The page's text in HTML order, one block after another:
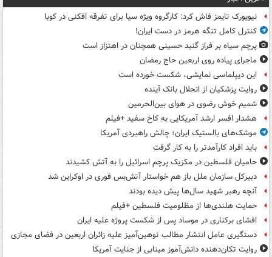
نیویورک تایمز فاش کرد: کارگروه ویژه سیا برای تفرقه افکنی در کوبا
کنترل کامل تنگه هرمز در دست ایران!
پرچم سیاه بر فراز گنبد حسینی همچنان در اهتزاز است
ماجرای پیاده روی اربعین حاج رمضان
این دیپلماسی نمایشی، شکست خورده است
روایت پزشکیان از انحلال بانک آینده
شمیم خوش رضوی در هوای بین‌الحرمین
هشدار افسر ارشد آمریکایی به کاخ سفید +فیلم
موشک‌های بالستیک ایران؛ چالش راهبردی آمریکا
باید افراد کارآمدتر را به کار گرفت
حامیان فلسطین در مکزیک پرچم اسرائیل را به آتش کشیدند
دبیرکل سازمان ملل باز هم خواستار آتش‌بس فوری در اوکراین شد
آنچه رهبر شهید سال‌ها پیش دیده بودند
حمایت هلندی‌ها از مظلومیت فلسطین +فیلم
افشای برکناری در موساد پس از شکست پروژه علیه ایران
دستگیری عامل انتشار مطالب توهین‌آمیز علیه زائران اربعین در فضای مجازی
روایت تکان‌دهنده دانش‌آموز مینابی از جنایت آمریکا